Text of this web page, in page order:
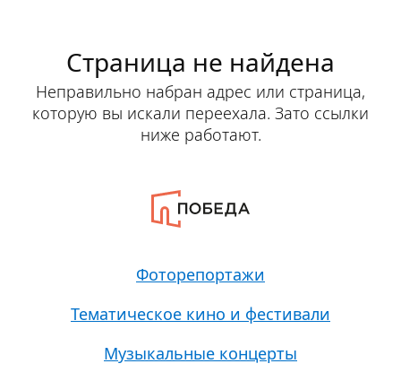
Страница не найдена
Неправильно набран адрес или страница,
которую вы искали переехала. Зато ссылки
ниже работают.
Фоторепортажи
Тематическое кино и фестивали
Музыкальные концерты